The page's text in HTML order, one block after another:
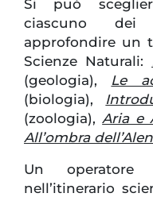
Si può
ciascuno
approfondire un
Scienze Naturali:
(geologia), Le
(biologia),
(zoologia), Aria e
All’ombra
Un operatore
nell’itinerario